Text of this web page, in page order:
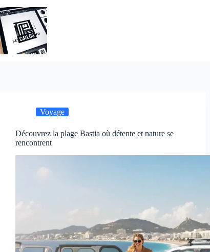
au
contenu
Voyage
Découvrez la plage Bastia où détente et nature se
rencontrent